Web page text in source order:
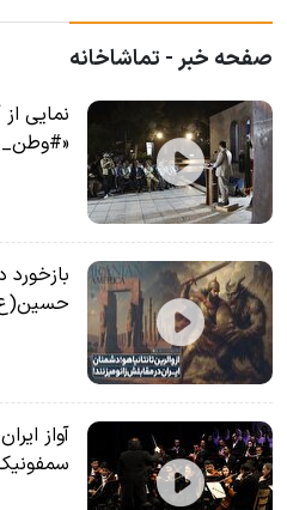
صفحه خبر - تماشاخانه
نمایی
بازخورد
حسین(ع)
آواز